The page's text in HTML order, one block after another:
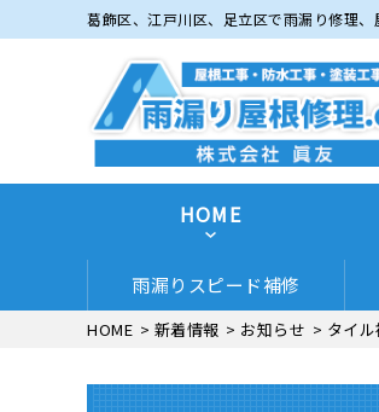
葛飾区、江戸川区、足立区で雨漏り修理
HOME
雨漏りスピード補修
HOME > 新着情報 > お知らせ > タイ